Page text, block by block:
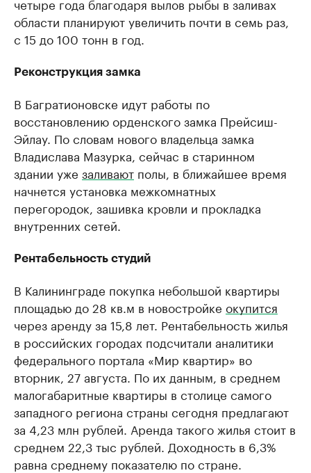
области планируют увеличить почти в семь раз,
с 15 до 100 тонн в год.
Реконструкция замка
В Багратионовске идут работы по
восстановлению орденского замка Прейсиш-
Эйлау. По словам нового владельца замка
Владислава Мазурка, сейчас в старинном
здании уже заливают полы, в ближайшее время
начнется установка межкомнатных
перегородок, зашивка кровли и прокладка
внутренних сетей.
Рентабельность студий
В Калининграде покупка небольшой квартиры
площадью до 28 кв.м в новостройке окупится
через аренду за 15,8 лет. Рентабельность жилья
в российских городах подсчитали аналитики
федерального портала «Мир квартир» во
вторник, 27 августа. По их данным, в среднем
малогабаритные квартиры в столице самого
западного региона страны сегодня предлагают
за 4,23 млн рублей. Аренда такого жилья стоит в
среднем 22,3 тыс рублей. Доходность в 6,3%
равна среднему показателю по стране.